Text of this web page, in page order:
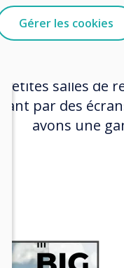
Ecrans
fournir
avec des
petites salles de
par des
avons une
Gérer les cookies